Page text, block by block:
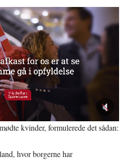
kvinder, formulerede det sådan:
hvor borgerne har